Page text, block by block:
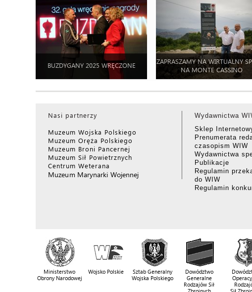
BUZDYGANY 2025 WRĘCZONE
ZAPRASZAMY NA WIRTUALNY
NA MONTE CASSINO
Nasi partnerzy
Muzeum Wojska Polskiego
Muzeum Oręża Polskiego
Muzeum Broni Pancernej
Muzeum Sił Powietrznych
Centrum Weterana
Muzeum Marynarki Wojennej
Wydawnictwa
Sklep
Prenumerata
czasopism WIW
Wydawnictwa
Publikacje
Regulamin
do WIW
Regulamin
Ministerstwo
Obrony Narodowej
Wojsko Polskie
Sztab Generalny
Wojska Polskiego
Dowództwo
Generalne
Rodzajów Sił